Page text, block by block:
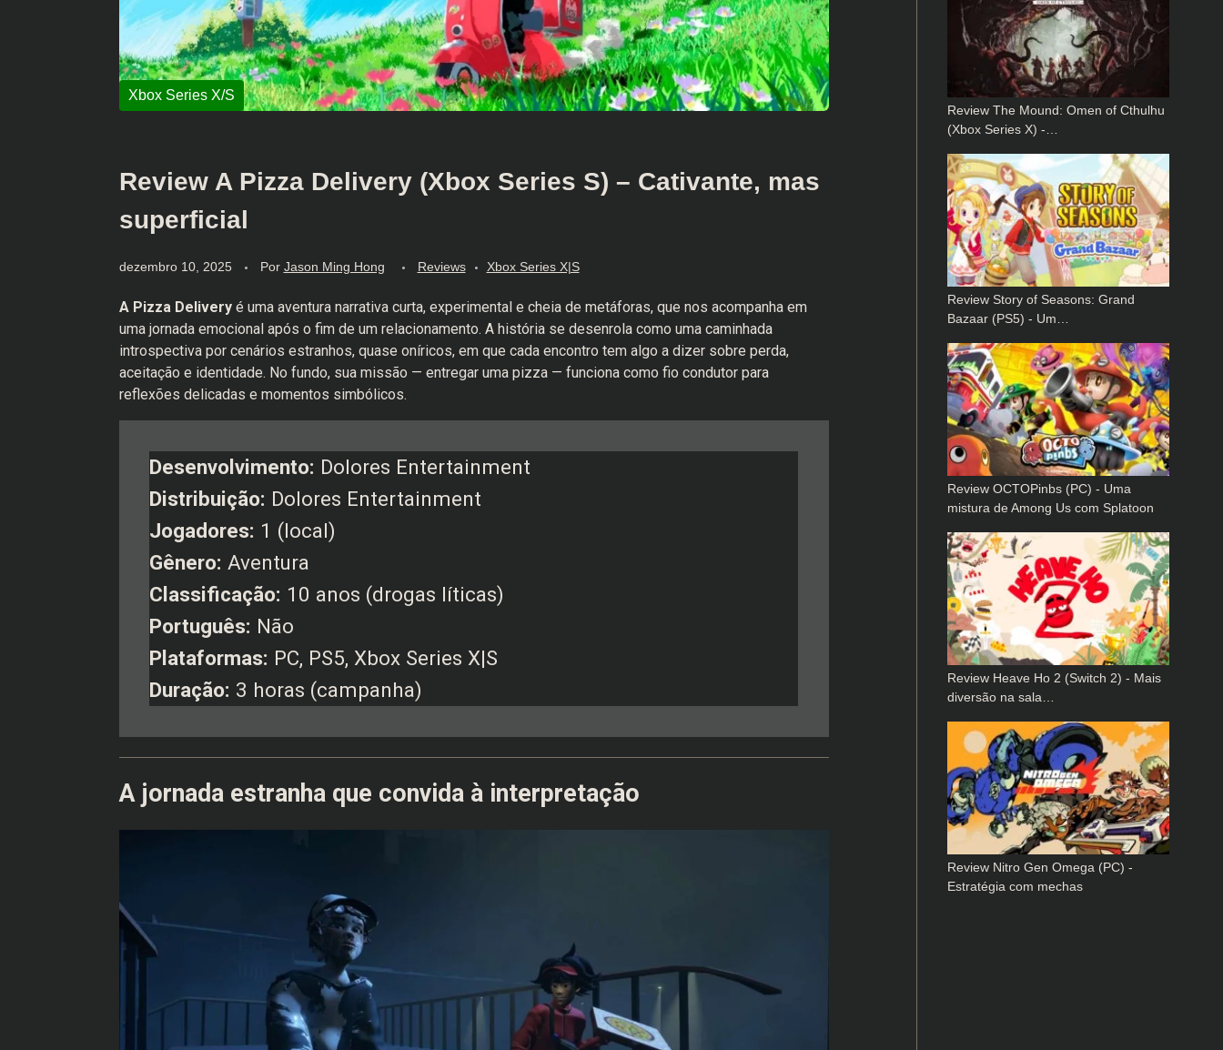
Review A Pizza Delivery (Xbox Series S) – Cativante, mas
superficial
dezembro 10, 2025 Por Jason Ming Hong Reviews Xbox Series X|S
A Pizza Deliveryé uma aventura narrativa curta, experimental e cheia de metáforas, que nos acompanha em
uma jornada emocional após o fim de um relacionamento. A história se desenrola como uma caminhada
introspectiva por cenários estranhos, quase oníricos, em que cada encontro tem algo a dizer sobre perda,
aceitação e identidade. No fundo, sua missão — entregar uma pizza — funciona como fio condutor para
reflexões delicadas e momentos simbólicos.
Desenvolvimento: Dolores Entertainment
Distribuição: Dolores Entertainment
Jogadores: 1 (local)
Gênero: Aventura
Classificação: 10 anos (drogas líticas)
Português: Não
Plataformas: PC, PS5, Xbox Series X|S
Duração: 3 horas (campanha)
A jornada estranha que convida à interpretação
Review The Mound: Omen of Cthulhu
(Xbox Series X) -…
Review Story of Seasons: Grand
Bazaar (PS5) - Um…
Review OCTOPinbs (PC) - Uma
mistura de Among Us com Splatoon
Review Heave Ho 2 (Switch 2) - Mais
diversão na sala…
Review Nitro Gen Omega (PC) -
Estratégia com mechas